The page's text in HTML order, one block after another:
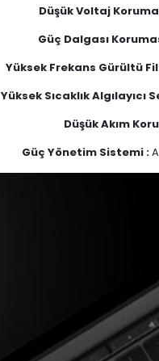
Düşük Voltaj
Güç Dalgası
Yüksek Frekans Gürültü
Yüksek Sıcaklık Algılayıcı
Düşük Akım
Güç Yönetim Sistemi :